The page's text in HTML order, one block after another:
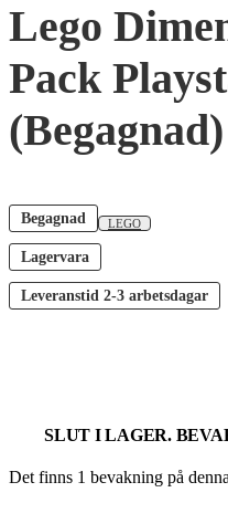
Lego
Pack
(Begagnad)
Begagnad
Lagervara
Leveranstid 2-3 arbetsdagar
LEGO
SLUT I LAGER.
Det finns 1 bevakning på